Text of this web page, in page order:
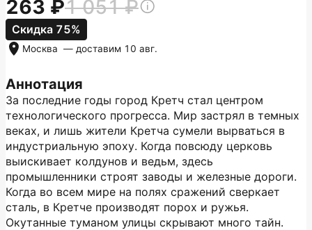
Аннотация
За последние годы город Кретч стал центром
технологического прогресса. Мир застрял в темных
веках, и лишь жители Кретча сумели вырваться в
индустриальную эпоху. Когда повсюду церковь
выискивает колдунов и ведьм, здесь
промышленники строят заводы и железные дороги.
Когда во всем мире на полях сражений сверкает
сталь, в Кретче производят порох и ружья.
Окутанные туманом улицы скрывают много тайн.
263 1 051
Скидка 75%
Москва — доставим 10 авг.